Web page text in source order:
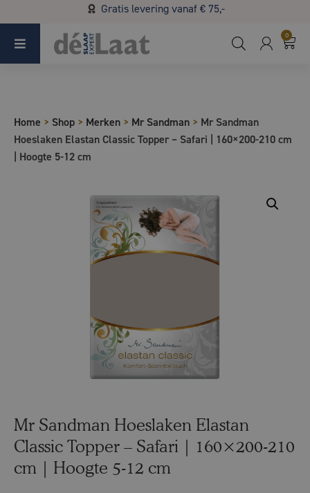
Gratis levering vanaf € 75,-
Koopzondag 29 maart in Bladel van 13.00 - 17.00
0
Home > Shop > Merken > Mr Sandman > Mr Sandman
Hoeslaken Elastan Classic Topper – Safari | 160×200-210 cm
| Hoogte 5-12 cm
Mr Sandman Hoeslaken Elastan
Classic Topper – Safari | 160×200-210
cm | Hoogte 5-12 cm